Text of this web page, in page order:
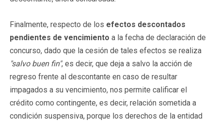
Finalmente, respecto de los efectos descontados
pendientes de vencimiento a la fecha de declaración de
concurso, dado que la cesión de tales efectos se realiza
"salvo buen fin", es decir, que deja a salvo la acción de
regreso frente al descontante en caso de resultar
impagados a su vencimiento, nos permite calificar el
crédito como contingente, es decir, relación sometida a
condición suspensiva, porque los derechos de la entidad